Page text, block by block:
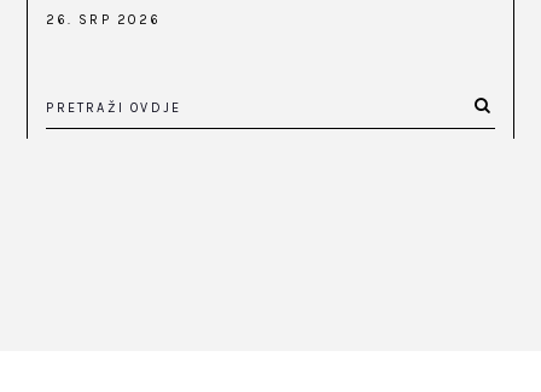
26. SRP 2026